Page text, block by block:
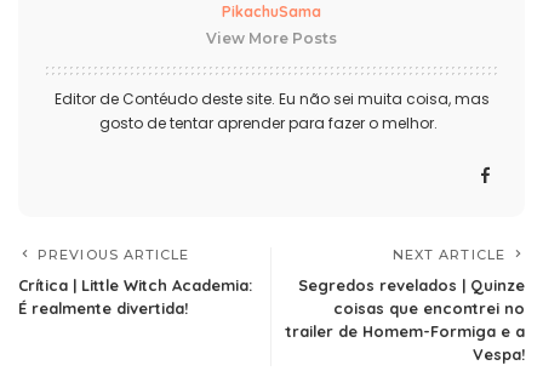
PikachuSama
View More Posts
Editor de Contéudo deste site. Eu não sei muita coisa, mas
gosto de tentar aprender para fazer o melhor.
PREVIOUS ARTICLE
Crítica | Little Witch Academia:
É realmente divertida!
NEXT ARTICLE
Segredos revelados | Quinze
coisas que encontrei no
trailer de Homem-Formiga e a
Vespa!